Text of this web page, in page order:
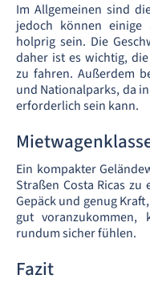
Im Allgemeinen sind
jedoch können einige
holprig sein. Die
daher ist es wichtig,
zu fahren. Außerdem
und Nationalparks, da
erforderlich sein kann.
Ein kompakter
Straßen Costa Ricas
Gepäck und genug
gut
rundum sicher fühlen.
Fazit